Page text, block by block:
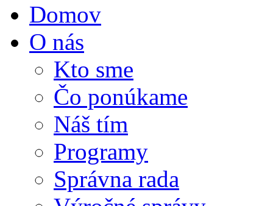
Domov
O nás
Kto sme
Čo ponúkame
Náš tím
Programy
Správna rada